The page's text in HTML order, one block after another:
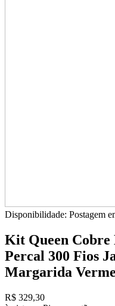
Disponibilidade: Postagem
Kit Queen Cobre
Percal 300 Fios
Margarida
R$ 329,30